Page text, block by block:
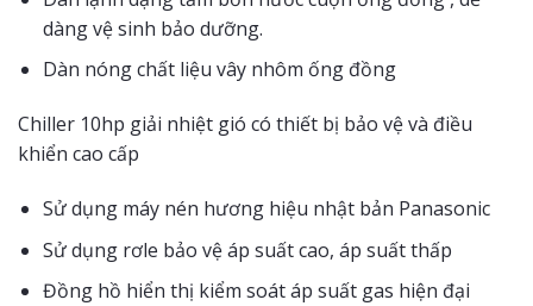
dàng vệ sinh bảo dưỡng.
Dàn nóng chất liệu vây nhôm ống đồng
Chiller 10hp giải nhiệt gió có thiết bị bảo vệ và điều
khiển cao cấp
Sử dụng máy nén hương hiệu nhật bản Panasonic
Sử dụng rơle bảo vệ áp suất cao, áp suất thấp
Đồng hồ hiển thị kiểm soát áp suất gas hiện đại